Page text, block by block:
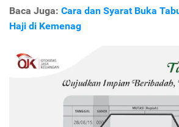
Baca Juga: Cara dan Syarat Buka
Haji di Kemenag